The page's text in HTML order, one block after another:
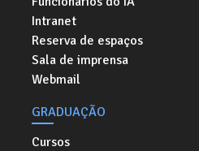
Intranet
Reserva de espaços
Sala de imprensa
Webmail
GRADUAÇÃO
Cursos